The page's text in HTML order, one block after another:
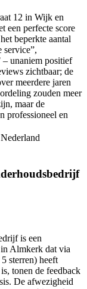
12 in Wijk en
een perfecte score
beperkte aantal
service”,
unaniem positief
zichtbaar; de
meerdere jaren
zouden meer
maar de
professioneel en
is een
Almkerk dat via
sterren) heeft
tonen de feedback
De afwezigheid